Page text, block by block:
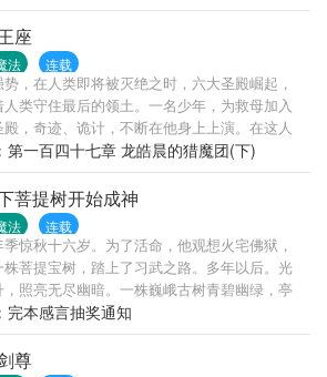
座
法 连载
势，在人类即将被灭绝之时，六大圣殿崛起，
类守住最后的领土。一名少年，为救母加入
，奇迹、诡计，不断在他身上上演。在这人
殿与魔族七十二柱魔神相互倾轧的世界，他
上象征着骑士最高荣耀的神印王座？
第一百四十七章 龙皓晨的猎魔团(下)
菩提树开始成神
法 连载
惊秋十六岁。为了活命，他观想火宅佛狱，
株菩提宝树，踏上了习武之路。多年以后。光
，照亮无尽幽暗。一株巍峨古树青碧幽绿，亭
琉璃清光破霄而起，撑起一方神国净土，横
亿劫数，照亮三界十方。这一日。天下习武之
头望之，恰如一粒蜉蝣见青天。…………“内有
完本感言抽奖通知
尊